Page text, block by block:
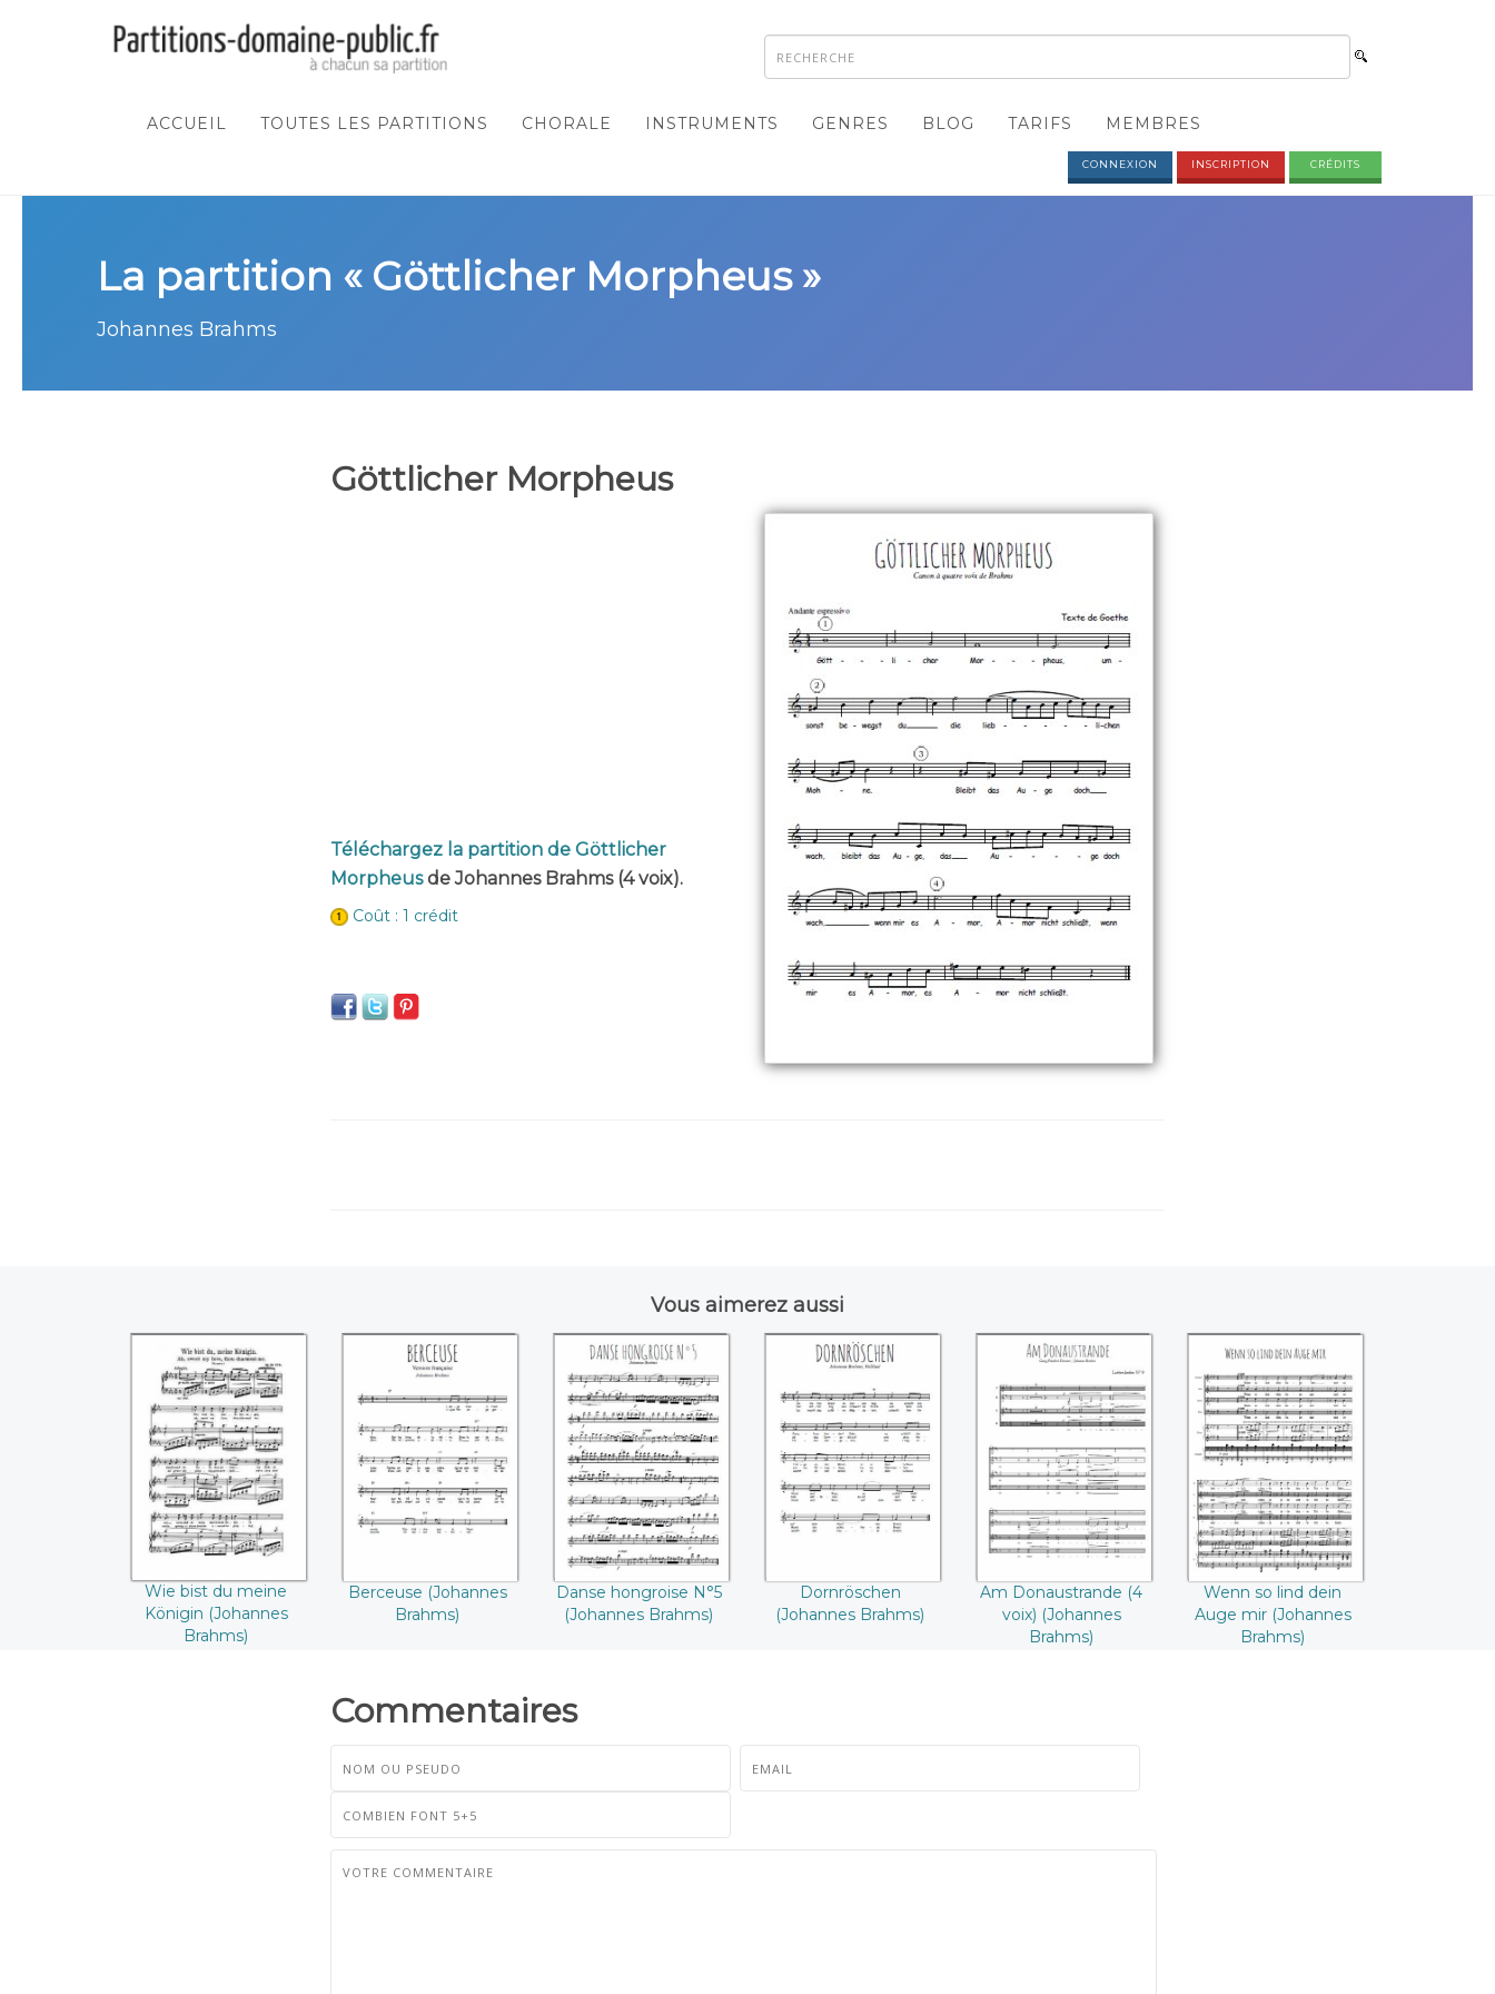
ACCUEIL TOUTES LES PARTITIONS CHORALE INSTRUMENTS GENRES BLOG TARIFS MEMBRES
CONNEXION INSCRIPTION CRÉDITS
La partition « Göttlicher Morpheus »
Johannes Brahms
Göttlicher Morpheus
Téléchargez la partition de Göttlicher
Morpheusde Johannes Brahms (4 voix).
Coût : 1 crédit
Vous aimerez aussi
Wie bist du meine
Königin ((Johannes
Brahms))
Wie bist du meine
Königin (Johannes
Brahms)
Berceuse
((Johannes
Brahms))
Berceuse (Johannes
Brahms)
Danse hongroise
N°5 ((Johannes
Brahms))
Danse hongroise N°5
(Johannes Brahms)
Dornröschen
((Johannes
Brahms))
Dornröschen
(Johannes Brahms)
Am Donaustrande
(4 voix) ((Johannes
Brahms))
Am Donaustrande (4
voix) (Johannes
Brahms)
Wenn so lind dein
Auge mir
((Johannes
Brahms))
Wenn so lind dein
Auge mir (Johannes
Brahms)
Commentaires